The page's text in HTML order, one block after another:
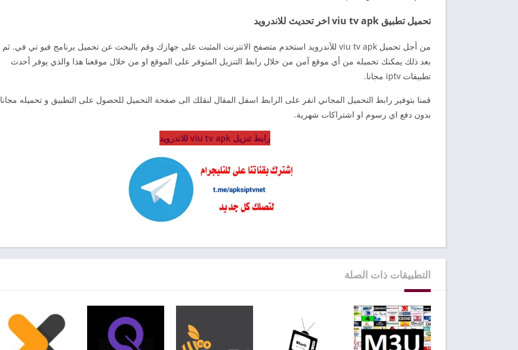
تحميل تطبيق viu tv apk اخر تحديث للاندرويد
من أجل تحميل viu tv apk للأندرويد استخدم متصفح الانترنت المثبت على جهازك وقم بالبحث عن تحميل برنامج فيو تي في. ثم
بعد ذلك يمكنك تحميله من أي موقع آمن من خلال رابط التنزيل المتوفر على الموقع او من خلال موقعنا هذا والذي يوفر أحدث
تطبيقات iptv مجانا.
قمنا بتوفير رابط التحميل المجاني انقر على الرابط اسفل المقال لنقلك الى صفحة التحميل للحصول على التطبيق و تحميله مجانا
بدون دفع اي رسوم او اشتراكات شهرية.
رابط تنزيل viu tv apk للاندرويد
التطبيقات ذات الصلة